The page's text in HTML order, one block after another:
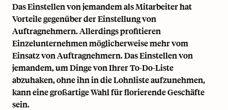
Das Einstellen von jemandem als Mitarbeiter hat
Vorteile gegenüber der Einstellung von
Auftragnehmern. Allerdings profitieren
Einzelunternehmen möglicherweise mehr vom
Einsatz von Auftragnehmern. Das Einstellen von
jemandem, um Dinge von Ihrer To-Do-Liste
abzuhaken, ohne ihn in die Lohnliste aufzunehmen,
kann eine großartige Wahl für florierende Geschäfte
sein.